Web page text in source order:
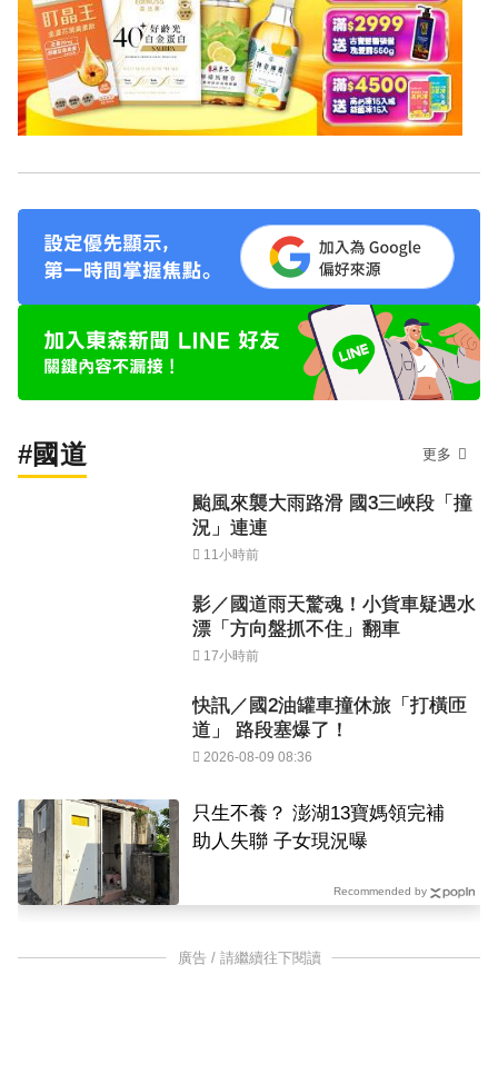
#國道 更多
颱風來襲大雨路滑 國3三峽段「撞
況」連連
11小時前
影／國道雨天驚魂！小貨車疑遇水
漂「方向盤抓不住」翻車
17小時前
快訊／國2油罐車撞休旅「打橫匝
道」 路段塞爆了！
2026-08-09 08:36
只生不養？ 澎湖13寶媽領完補
助人失聯 子女現況曝
Recommended by
廣告 / 請繼續往下閱讀